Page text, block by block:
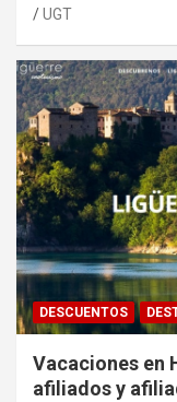
UGT
DESCUENTOS
Vacaciones en
afiliados y